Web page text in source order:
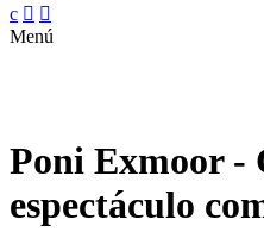
c  
Menú
Poni Exmoor -
espectáculo